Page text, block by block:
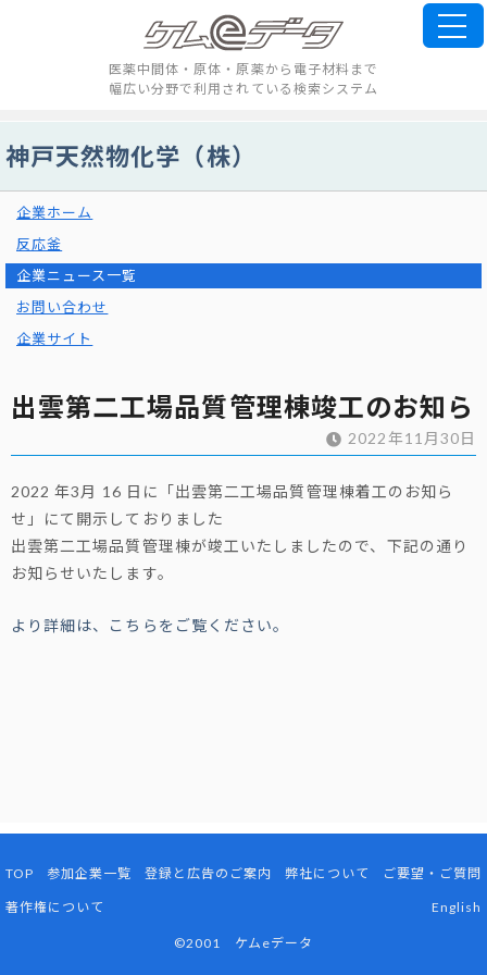
医薬中間体・原体・原薬から電子材料まで
幅広い分野で利用されている検索システム
神戸天然物化学（株）
企業ホーム
反応釜
企業ニュース一覧
お問い合わせ
企業サイト
出雲第二工場品質管理棟竣工のお知ら
2022年11月30日
2022 年3月 16 日に「出雲第二工場品質管理棟着工のお知ら
せ」にて開示しておりました
出雲第二工場品質管理棟が竣工いたしましたので、下記の通り
お知らせいたします。
より詳細は、こちらをご覧ください。
TOP 参加企業一覧 登録と広告のご案内 弊社について ご要望・ご質問
著作権について English
©2001 ケムeデータ